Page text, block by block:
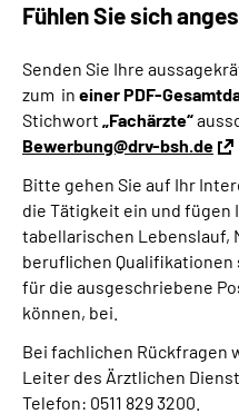
Fühlen Sie sich
Senden Sie Ihre
zum in einer PDF-
Stichwort „Fachärzte“
Bewerbung@drv-bsh.de
Bitte gehen Sie auf Ihr
die Tätigkeit ein und fügen
tabellarischen Lebenslauf,
beruflichen
für die ausgeschriebene
können, bei.
Bei fachlichen Rückfragen
Leiter des Ärztlichen
Telefon: 0511 829 3200.